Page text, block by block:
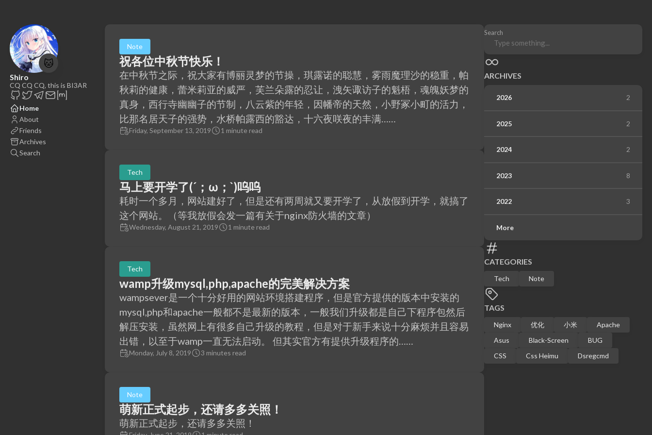
🐱
Shiro
CQ CQ CQ, this is BI3AR
Home
About
Friends
Archives
Search
Search
ARCHIVES
2026 2
2025 2
2024 2
2023 8
2022 3
More
CATEGORIES
Tech Note
TAGS
Nginx 优化 小米
Apache
Asus
Black-Screen
BUG
CSS
Css Heimu Dsregcmd
Note
祝各位中秋节快乐！
在中秋节之际，祝大家有博丽灵梦的节操，琪露诺的聪慧，雾雨魔理沙的稳重，帕
秋莉的健康，蕾米莉亚的威严，芙兰朵露的忍让，洩矢诹访子的魁梧，魂魄妖梦的
真身，西行寺幽幽子的节制，八云紫的年轻，因幡帝的天然，小野冢小町的活力，
比那名居天子的强势，水桥帕露西的豁达，十六夜咲夜的丰满……
Friday, September 13, 2019 1 minute read
Tech
马上要开学了(´；ω；`)呜呜
耗时一个多月，网站建好了，但是还有两周就又要开学了，从放假到开学，就搞了
这个网站。（等我放假会发一篇有关于nginx防火墙的文章）
Wednesday, August 21, 2019 1 minute read
Tech
wamp升级mysql,php,apache的完美解决方案
wampsever是一个十分好用的网站环境搭建程序，但是官方提供的版本中安装的
mysql,php和apache一般都不是最新的版本，一般我们升级都是自己下程序包然后
解压安装，虽然网上有很多自己升级的教程，但是对于新手来说十分麻烦并且容易
出错，以至于wamp一直无法启动。 但其实官方有提供升级程序的……
Monday, July 8, 2019 3 minutes read
Note
萌新正式起步，还请多多关照！
萌新正式起步，还请多多关照！